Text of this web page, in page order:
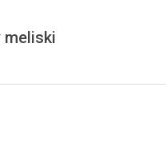
meliski